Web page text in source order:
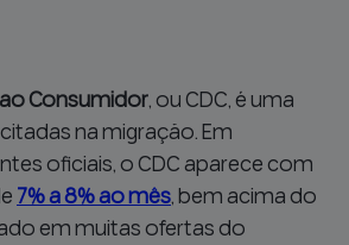
Consumidor, ou CDC, é uma
na migração. Em
oficiais, o CDC aparece com
7% a 8% ao mês, bem acima do
em muitas ofertas do